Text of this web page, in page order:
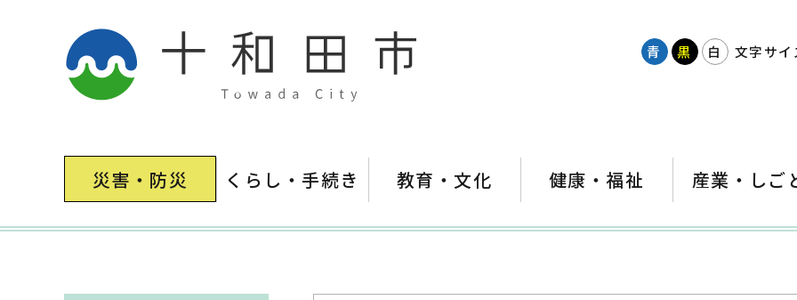
青 黒 白 文字サイ
災害・防災 くらし・手続き 教育・文化 健康・福祉 産業・しご